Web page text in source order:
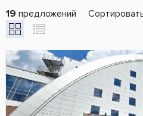
19 предложений